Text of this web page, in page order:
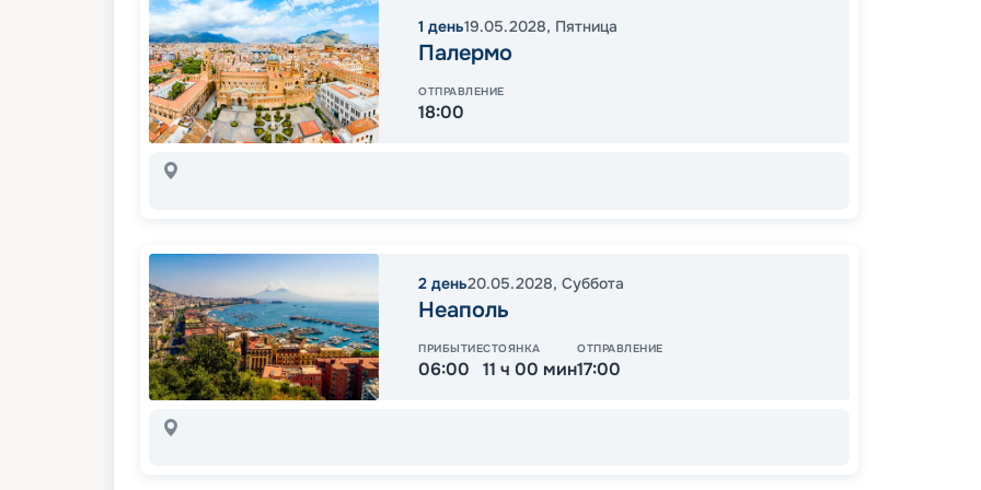
1 день19.05.2028, Пятница
Палермо
ОТПРАВЛЕНИЕ
18:00
2 день20.05.2028, Суббота
Неаполь
ПРИБЫТИЕ
06:00
СТОЯНКА
11 ч 00 мин
ОТПРАВЛЕНИЕ
17:00